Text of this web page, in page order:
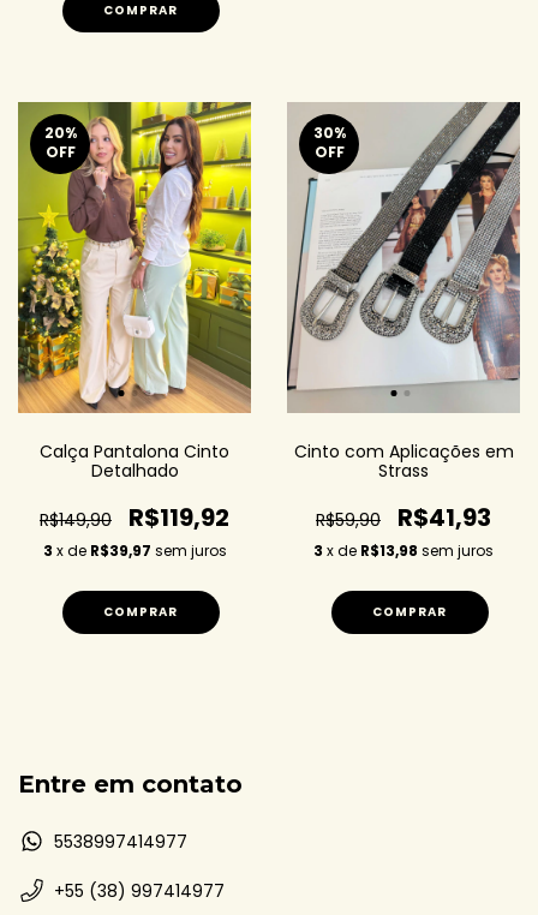
COMPRAR
20%
OFF
Calça Pantalona Cinto
Detalhado
R$149,90 R$119,92
3 x de R$39,97 sem juros
COMPRAR
30%
OFF
Cinto com Aplicações em
Strass
R$59,90 R$41,93
3 x de R$13,98 sem juros
COMPRAR
Entre em contato
5538997414977
+55 (38) 997414977